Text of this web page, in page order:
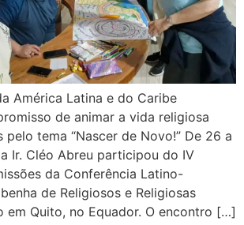
América Latina e do Caribe
de animar a vida religiosa
pelo tema “Nascer de Novo!” De 26 a
Ir. Cléo Abreu participou do IV
da Conferência Latino-
de Religiosos e Religiosas
em Quito, no Equador. O encontro […]